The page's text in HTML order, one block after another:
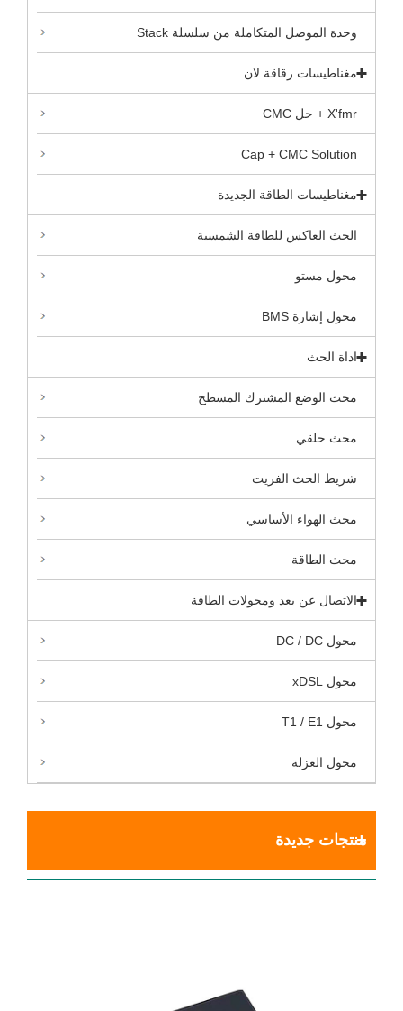
وحدة الموصل المتكاملة من سلسلة Stack
مغناطيسات رقاقة لان
X'fmr + حل CMC
Cap + CMC Solution
مغناطيسات الطاقة الجديدة
الحث العاكس للطاقة الشمسية
محول مستو
محول إشارة BMS
اداة الحث
محث الوضع المشترك المسطح
محث حلقي
شريط الحث الفريت
محث الهواء الأساسي
محث الطاقة
الاتصال عن بعد ومحولات الطاقة
محول DC / DC
محول xDSL
محول T1 / E1
محول العزلة
منتجات جديدة